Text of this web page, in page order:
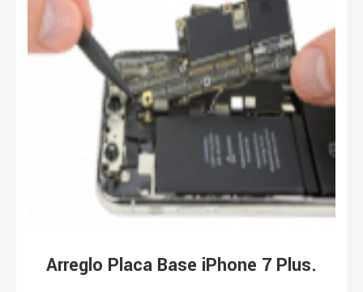
Arreglo Placa Base iPhone 7 Plus.